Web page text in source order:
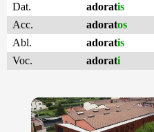
Dat.
adoratis
Acc.
adoratos
Abl.
adoratis
Voc.
adorati